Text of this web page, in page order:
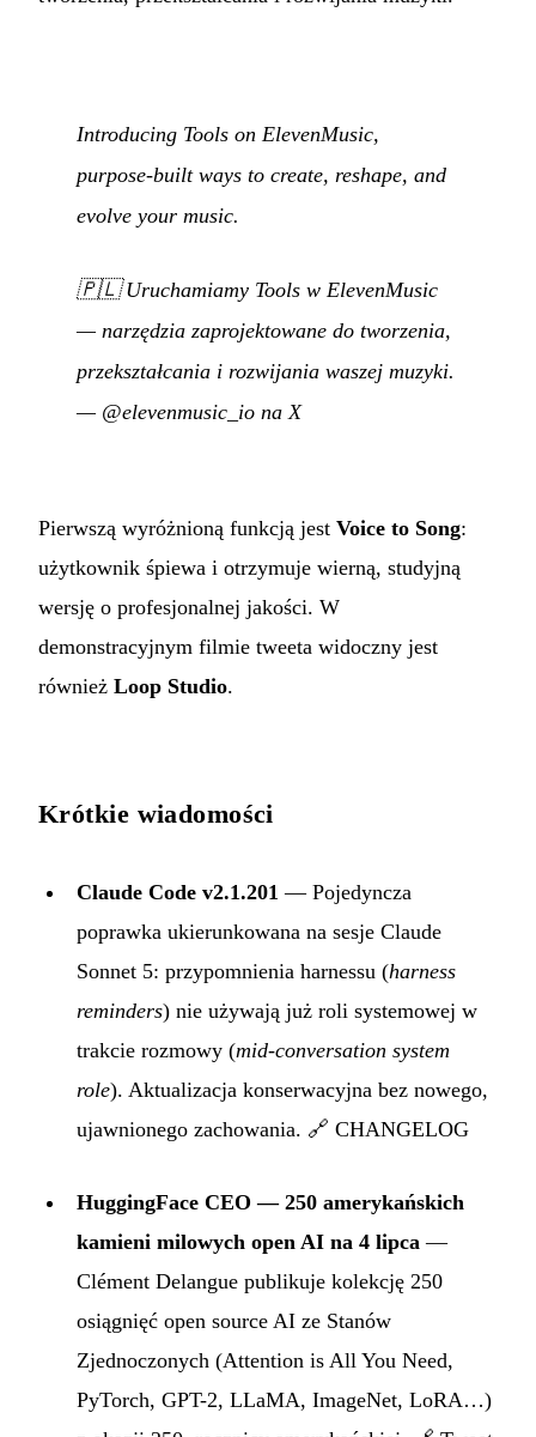
Introducing Tools on ElevenMusic,
purpose-built ways to create, reshape, and
evolve your music.
🇵🇱Uruchamiamy Tools w ElevenMusic
— narzędzia zaprojektowane do tworzenia,
przekształcania i rozwijania waszej muzyki.
— @elevenmusic_io na X
Pierwszą wyróżnioną funkcją jest Voice to Song:
użytkownik śpiewa i otrzymuje wierną, studyjną
wersję o profesjonalnej jakości. W
demonstracyjnym filmie tweeta widoczny jest
również Loop Studio.
Krótkie wiadomości
Claude Code v2.1.201 — Pojedyncza
poprawka ukierunkowana na sesje Claude
Sonnet 5: przypomnienia harnessu (harness
reminders) nie używają już roli systemowej w
trakcie rozmowy (mid-conversation system
role). Aktualizacja konserwacyjna bez nowego,
ujawnionego zachowania. 🔗 CHANGELOG
HuggingFace CEO — 250 amerykańskich
kamieni milowych open AI na 4 lipca —
Clément Delangue publikuje kolekcję 250
osiągnięć open source AI ze Stanów
Zjednoczonych (Attention is All You Need,
PyTorch, GPT-2, LLaMA, ImageNet, LoRA…)